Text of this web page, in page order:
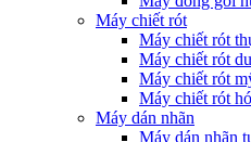
Máy chiết rót
Máy chiết rót
Máy chiết rót
Máy chiết rót
Máy chiết rót
Máy dán nhãn
Máy dán nhãn